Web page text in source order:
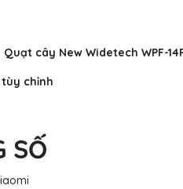
cây New Widetech WPF-
chỉnh
SỐ